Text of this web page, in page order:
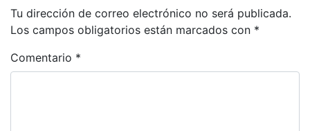
Tu dirección de correo electrónico no será publicada.
Los campos obligatorios están marcados con *
Comentario *